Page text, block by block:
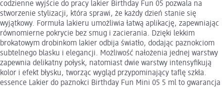
codzienne wyjście do pracy lakier Birthday Fun 05 pozwala na
stworzenie stylizacji, która sprawi, że każdy dzień stanie się
wyjątkowy. Formuła lakieru umożliwia łatwą aplikację, zapewniając
równomierne pokrycie bez smug i zacierania. Dzięki lekkim
brokatowym drobinkom lakier odbija światło, dodając paznokciom
subtelnego blasku i elegancji. Możliwość nałożenia jednej warstwy
zapewnia delikatny połysk, natomiast dwie warstwy intensyfikują
kolor i efekt błysku, tworząc wygląd przypominający taflę szkła.
essence Lakier do paznokci Birthday Fun Mini 05 5 ml to gwarancja